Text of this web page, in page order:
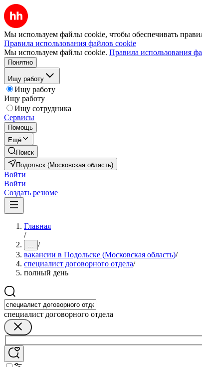
Мы используем файлы cookie, чтобы обеспечивать
Правила использования файлов cookie
Мы используем файлы cookie. Правила использования
Понятно
Ищу работу
Ищу работу
Ищу работу
Ищу сотрудника
Сервисы
Помощь
Ещё
Поиск
Подольск (Московская область)
Войти
Войти
Создать резюме
Главная
/
... /
вакансии в Подольске (Московская область)/
специалист договорного отдела/
полный день
специалист договорного отдела